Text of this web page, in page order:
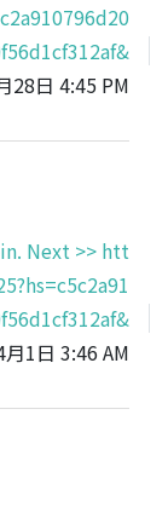
28日 4:45 PM
Next >> htt
1日 3:46 AM